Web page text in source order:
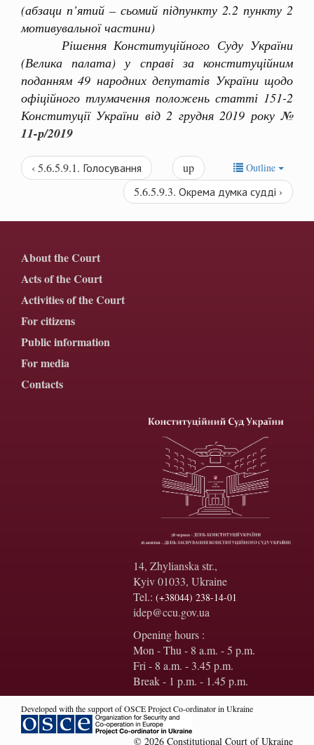
(абзаци п’ятий – сьомий підпункту 2.2 пункту 2
мотивувальної частини)
Рішення Конституційного Суду України
(Велика палата) у справі за конституційним
поданням 49 народних депутатів України щодо
офіційного тлумачення положень статті 151-2
Конституції України від 2 грудня 2019 року №
11-р/2019
Outline
‹ 5.6.5.9.1. Голосування
up
5.6.5.9.3. Окрема думка судді ›
About the Court
Acts of the Court
Activities of the Court
For citizens
Public information
For media
Contacts
14, Zhylianska str.,
Kyiv 01033, Ukraine
Tel.: (+38044) 238-14-01
idep@ccu.gov.ua
Opening hours :
Mon - Thu - 8 a.m. - 5 p.m.
Fri - 8 a.m. - 3.45 p.m.
Break - 1 p.m. - 1.45 p.m.
Developed with the support of OSCE Project Co-ordinator in Ukraine
© 2026 Constitutional Court of Ukraine